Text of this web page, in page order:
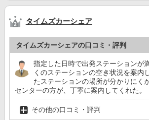
タイムズカーシェア
タイムズカーシェアの口コミ・評判
指定した日時で出発ステーションが
くのステーションの空き状況を案内
たステーションの場所が分かりにく
センターの方が、丁寧に案内してくれた。
その他の口コミ・評判